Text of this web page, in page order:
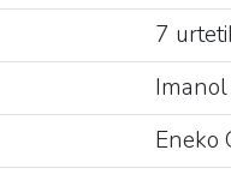
7
Imanol
Eneko